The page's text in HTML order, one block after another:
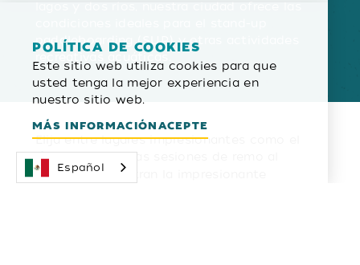
paddleboarding (SUP) y otras actividades
recreativas acuáticas.
Elija entre lugares impresionantes como el
río Salt, donde las sesiones de remo al
atardecer muestran la impresionante
POLÍTICA DE COOKIES
Este sitio web utiliza cookies para que
usted tenga la mejor experiencia en
nuestro sitio web.
MÁS INFORMACIÓN ACEPTE
Español